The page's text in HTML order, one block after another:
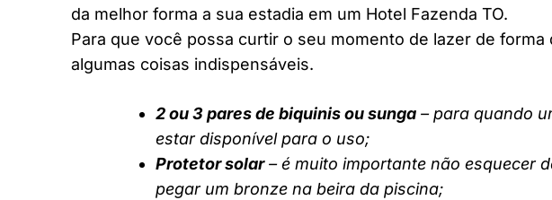
da melhor forma a sua estadia em um Hotel Fazenda TO.
Para que você possa curtir o seu momento de lazer de
algumas coisas indispensáveis.
2 ou 3 pares de biquinis ou sunga – para quando
estar disponível para o uso;
Protetor solar– é muito importante não esquecer
pegar um bronze na beira da piscina;